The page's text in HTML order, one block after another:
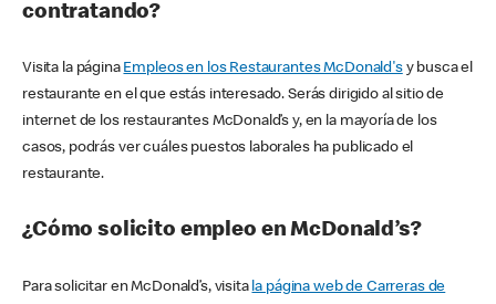
contratando?
Visita la página Empleos en los Restaurantes McDonald'sy busca el
restaurante en el que estás interesado. Serás dirigido al sitio de
internet de los restaurantes McDonald’s y, en la mayoría de los
casos, podrás ver cuáles puestos laborales ha publicado el
restaurante.
¿Cómo solicito empleo en McDonald’s?
Para solicitar en McDonald’s, visita la página web de Carreras de